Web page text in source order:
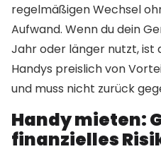
regelmäßigen Wechsel
Aufwand. Wenn du dein
Jahr oder länger nutzt, ist
Handys preislich von
und muss nicht zurück
Handy mieten:
finanzielles